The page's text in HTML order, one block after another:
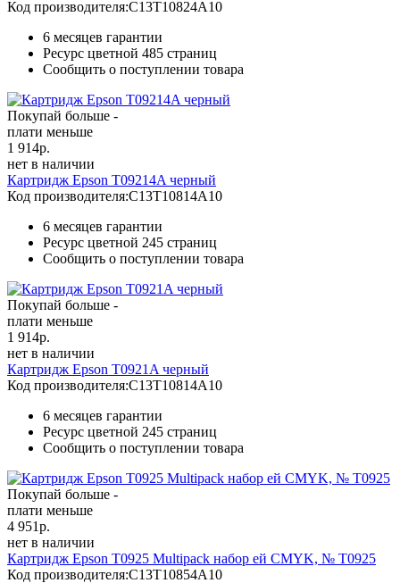
Код производителя:C13T10824A10
6 месяцев гарантии
Ресурс цветной 485 страниц
Сообщить о поступлении товара
Покупай больше -
плати меньше
1 914р.
нет в наличии
Картридж Epson T09214A черный
Код производителя:C13T10814A10
6 месяцев гарантии
Ресурс цветной 245 страниц
Сообщить о поступлении товара
Покупай больше -
плати меньше
1 914р.
нет в наличии
Картридж Epson T0921A черный
Код производителя:C13T10814A10
6 месяцев гарантии
Ресурс цветной 245 страниц
Сообщить о поступлении товара
Покупай больше -
плати меньше
4 951р.
нет в наличии
Картридж Epson T0925 Multipack набор ей CMYK, № T0925
Код производителя:C13T10854A10